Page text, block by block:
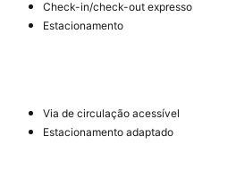
Check-in/check-out expresso
Estacionamento
Via de circulação acessível
Estacionamento adaptado